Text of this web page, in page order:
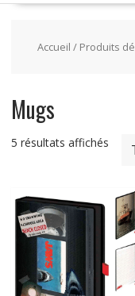
Accueil / Produits
Mugs
5 résultats affichés